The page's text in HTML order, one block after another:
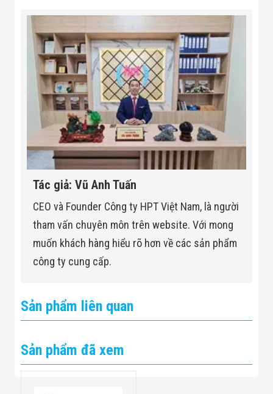
Kiểm tra phun
áp suất cao
IPx9K áp suất cao: 80Kgf ~ 100Kgf
Lưu lượng: 14 ~ 16L / phút
Tốc độ quay
của tấm quay
Tuỳ chỉnh chỉnh 4 ~ 20 RPM
Tác giả: Vũ Anh Tuấn
CEO và Founder Công ty HPT Việt Nam, là người
tham vấn chuyên môn trên website. Với mong
muốn khách hàng hiểu rõ hơn về các sản phẩm
công ty cung cấp.
Sản phẩm liên quan
Sản phẩm đã xem